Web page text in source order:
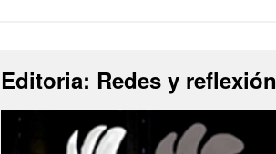
Editoria: Redes y reflexión